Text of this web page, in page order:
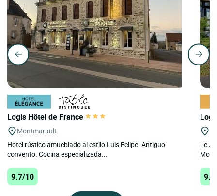
Logis Hôtel de France
Montmarault
Hotel rústico amueblado al estilo Luis Felipe. Antiguo
convento. Cocina especializada...
9.7/10
Le